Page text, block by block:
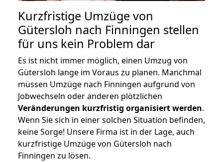
Kurzfristige Umzüge von
Gütersloh nach Finningen stellen
für uns kein Problem dar
Es ist nicht immer möglich, einen Umzug von
Gütersloh lange im Voraus zu planen. Manchmal
müssen Umzüge nach Finningen aufgrund von
Jobwechseln oder anderen plötzlichen
Veränderungen kurzfristig organisiert werden.
Wenn Sie sich in einer solchen Situation befinden,
keine Sorge! Unsere Firma ist in der Lage, auch
kurzfristige Umzüge von Gütersloh nach
Finningen zu lösen.